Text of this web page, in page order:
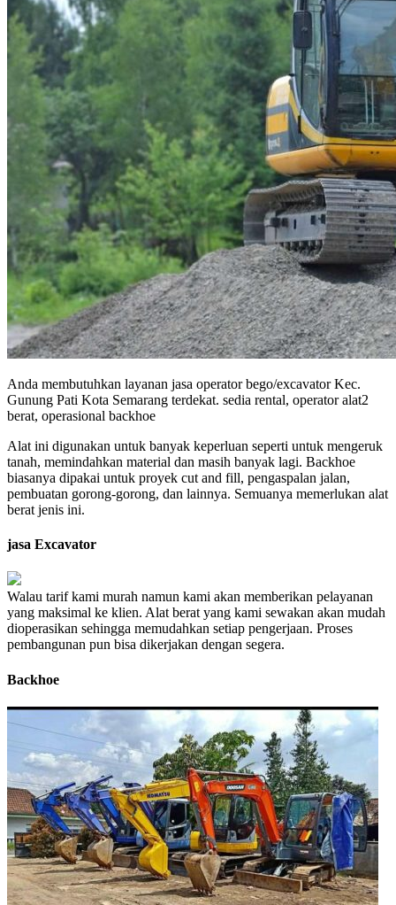
Anda membutuhkan layanan jasa operator bego/excavator Kec.
Gunung Pati Kota Semarang terdekat. sedia rental, operator alat2
berat, operasional backhoe
Alat ini digunakan untuk banyak keperluan seperti untuk mengeruk
tanah, memindahkan material dan masih banyak lagi. Backhoe
biasanya dipakai untuk proyek cut and fill, pengaspalan jalan,
pembuatan gorong-gorong, dan lainnya. Semuanya memerlukan alat
berat jenis ini.
jasa Excavator
Walau tarif kami murah namun kami akan memberikan pelayanan
yang maksimal ke klien. Alat berat yang kami sewakan akan mudah
dioperasikan sehingga memudahkan setiap pengerjaan. Proses
pembangunan pun bisa dikerjakan dengan segera.
Backhoe